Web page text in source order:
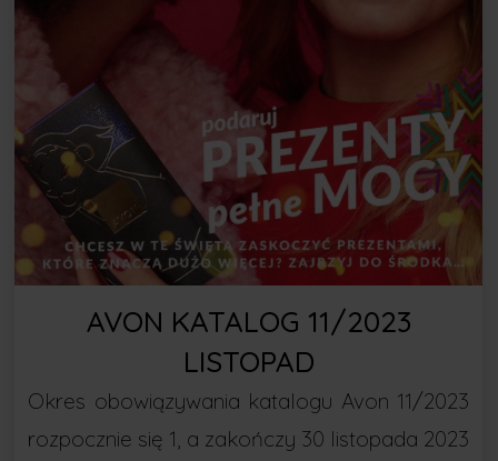
AVON KATALOG 11/2023
LISTOPAD
Okres obowiązywania katalogu Avon 11/2023
rozpocznie się 1, a zakończy 30 listopada 2023